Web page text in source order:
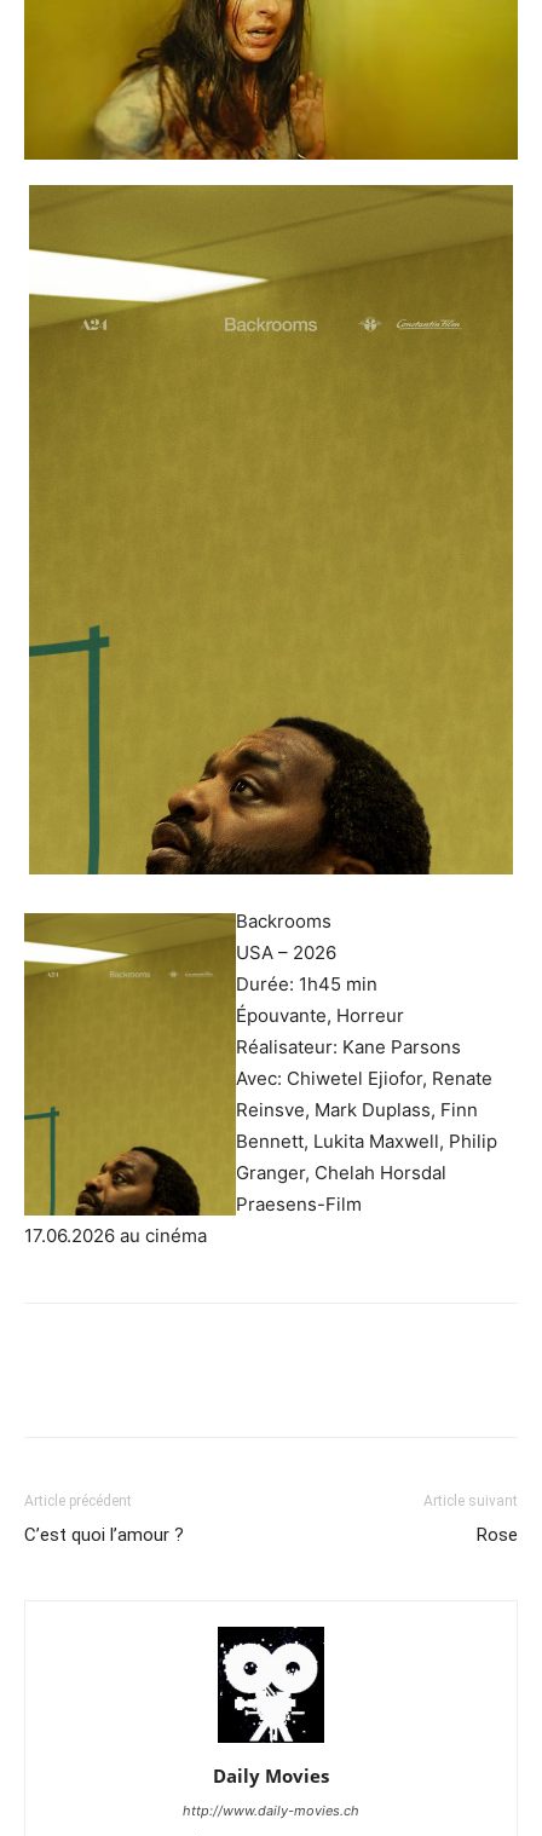
Backrooms
USA – 2026
Durée: 1h45 min
Épouvante, Horreur
Réalisateur: Kane Parsons
Avec: Chiwetel Ejiofor, Renate
Reinsve, Mark Duplass, Finn
Bennett, Lukita Maxwell, Philip
Granger, Chelah Horsdal
Praesens-Film
17.06.2026 au cinéma
Article précédent
C’est quoi l’amour ?
Article suivant
Rose
Daily Movies
http://www.daily-movies.ch